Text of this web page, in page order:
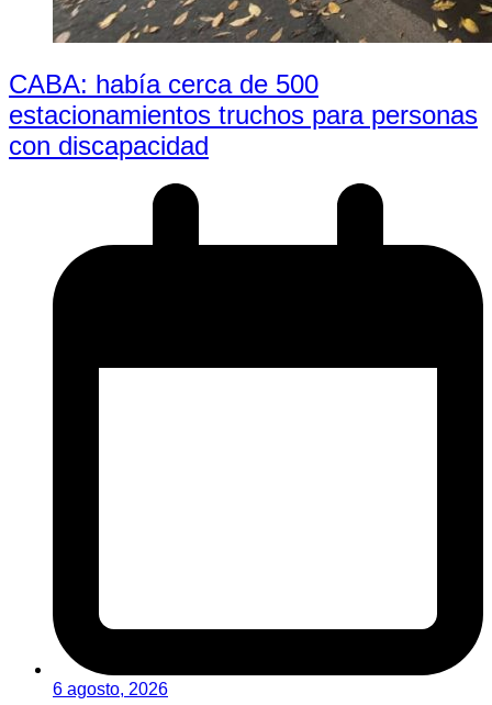
CABA: había cerca de 500
estacionamientos truchos para personas
con discapacidad
6 agosto, 2026